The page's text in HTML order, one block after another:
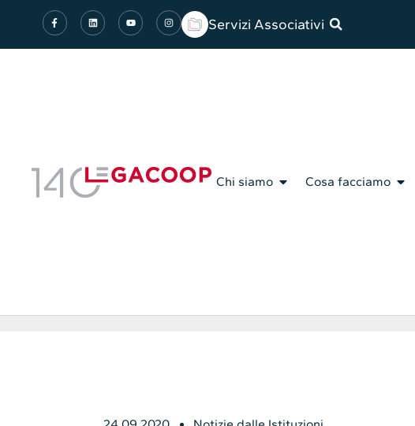
Servizi Associativi
Chi siamo Cosa facciamo